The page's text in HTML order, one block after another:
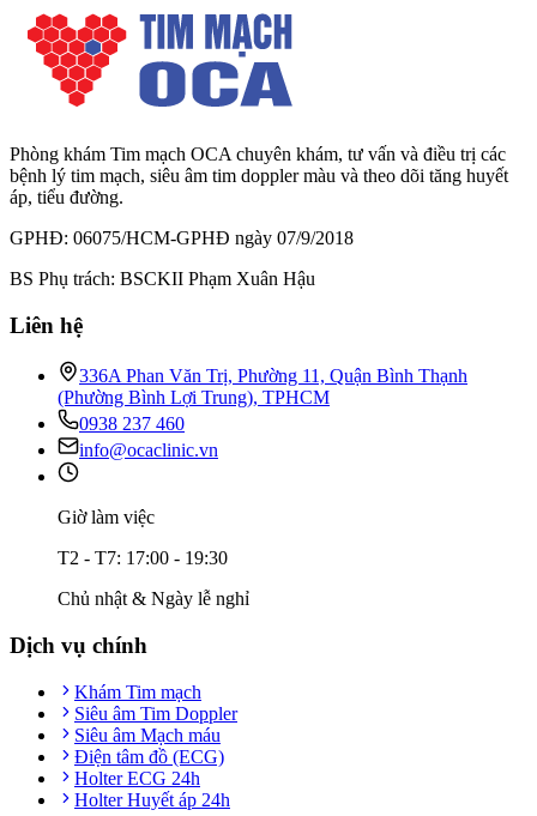
Phòng khám Tim mạch OCA chuyên khám, tư vấn và điều trị các
bệnh lý tim mạch, siêu âm tim doppler màu và theo dõi tăng huyết
áp, tiểu đường.
GPHĐ: 06075/HCM-GPHĐ ngày 07/9/2018
BS Phụ trách: BSCKII Phạm Xuân Hậu
Liên hệ
336A Phan Văn Trị, Phường 11, Quận Bình Thạnh
(Phường Bình Lợi Trung), TPHCM
0938 237 460
info@ocaclinic.vn
Giờ làm việc
T2 - T7: 17:00 - 19:30
Chủ nhật & Ngày lễ nghỉ
Dịch vụ chính
Khám Tim mạch
Siêu âm Tim Doppler
Siêu âm Mạch máu
Điện tâm đồ (ECG)
Holter ECG 24h
Holter Huyết áp 24h